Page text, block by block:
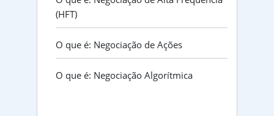
(HFT)
O que é: Negociação de Ações
O que é: Negociação Algorítmica